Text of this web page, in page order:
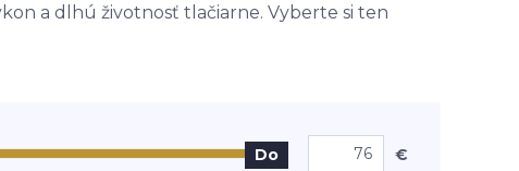
a dlhú životnosť tlačiarne. Vyberte si ten
Do €